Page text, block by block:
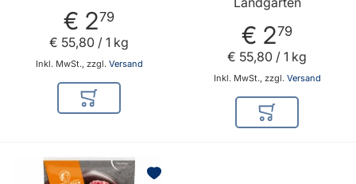
€ 279
Inkl. MwSt., zzgl. Versand
€ 55,80 / 1 kg
In den Warenkorb
€ 279
Inkl. MwSt., zzgl. Versand
€ 55,80 / 1 kg
In den